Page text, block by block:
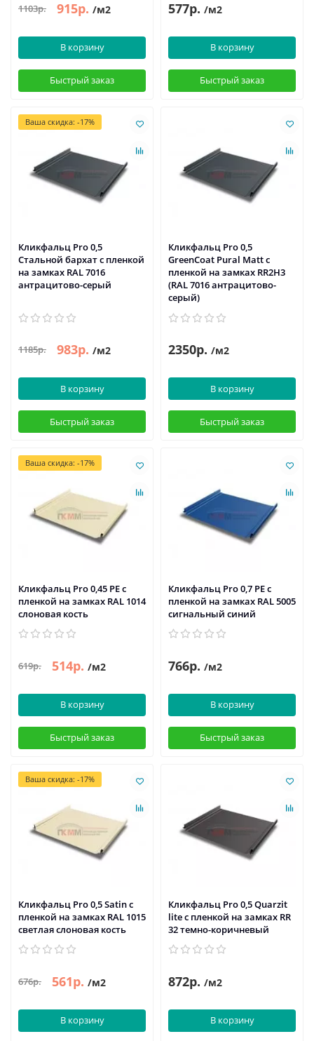
1103р. 915р. /м2
В корзину
Быстрый заказ
577р. /м2
В корзину
Быстрый заказ
Ваша скидка: -17%
Кликфальц Pro 0,5
Стальной бархат с пленкой
на замках RAL 7016
антрацитово-серый
1185р. 983р. /м2
В корзину
Быстрый заказ
Кликфальц Pro 0,5
GreenСoat Pural Matt с
пленкой на замках RR2Н3
(RAL 7016 антрацитово-
серый)
2350р. /м2
В корзину
Быстрый заказ
Ваша скидка: -17%
Кликфальц Pro 0,45 PE с
пленкой на замках RAL 1014
слоновая кость
619р. 514р. /м2
В корзину
Быстрый заказ
Кликфальц Pro 0,7 PE с
пленкой на замках RAL 5005
сигнальный синий
766р. /м2
В корзину
Быстрый заказ
Ваша скидка: -17%
Кликфальц Pro 0,5 Satin с
пленкой на замках RAL 1015
светлая слоновая кость
676р. 561р. /м2
В корзину
Кликфальц Pro 0,5 Quarzit
lite с пленкой на замках RR
32 темно-коричневый
872р. /м2
В корзину